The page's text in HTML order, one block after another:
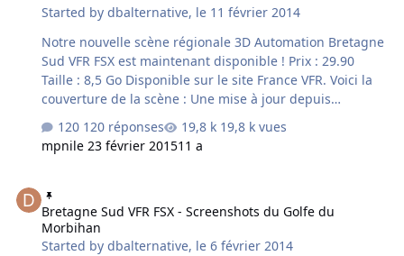
Started bydbalternative, le 11 février 2014
Notre nouvelle scène régionale 3D Automation Bretagne
Sud VFR FSX est maintenant disponible ! Prix : 29.90
Taille : 8,5 Go Disponible sur le site France VFR. Voici la
couverture de la scène : Une mise à jour depuis
l'ancienne version Bretagne VFR est également possible
jusqu'au 31 Mars 2014. merci de consulter le site pour
plus d'informations à ce sujet.
120 réponses
19,8 k vues
mpnile 23 février 201511 a
Bretagne Sud VFR FSX - Screenshots du Golfe du
Morbihan
Started bydbalternative, le 6 février 2014